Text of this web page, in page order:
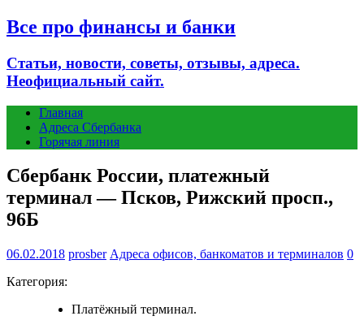
Все про финансы и банки
Статьи, новости, советы, отзывы, адреса.
Неофициальный сайт.
Главная
Адреса Сбербанка
Горячая линия
Сбербанк России, платежный
терминал — Псков, Рижский просп.,
96Б
06.02.2018 prosber Адреса офисов, банкоматов и терминалов 0
Категория:
Платёжный терминал.